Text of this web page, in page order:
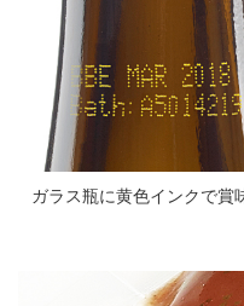
ガラス瓶に黄色インクで賞